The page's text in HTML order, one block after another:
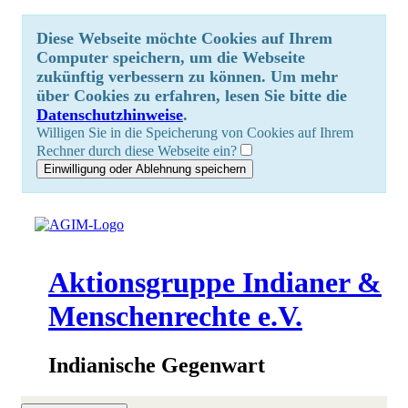
Diese Webseite möchte Cookies auf Ihrem
Computer speichern, um die Webseite
zukünftig verbessern zu können. Um mehr
über Cookies zu erfahren, lesen Sie bitte die
Datenschutzhinweise.
Willigen Sie in die Speicherung von Cookies auf Ihrem
Rechner durch diese Webseite ein?
Aktionsgruppe Indianer &
Menschenrechte e.V.
Indianische Gegenwart